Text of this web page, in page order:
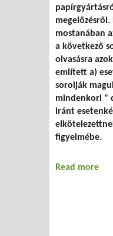
megelőzésről.
mostanában
a következő
olvasásra
említett a)
sorolják
mindenkori "
iránt
figyelmébe.
Read more